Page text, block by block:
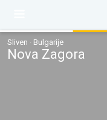
Sliven · Bulgarije
Nova Zagora